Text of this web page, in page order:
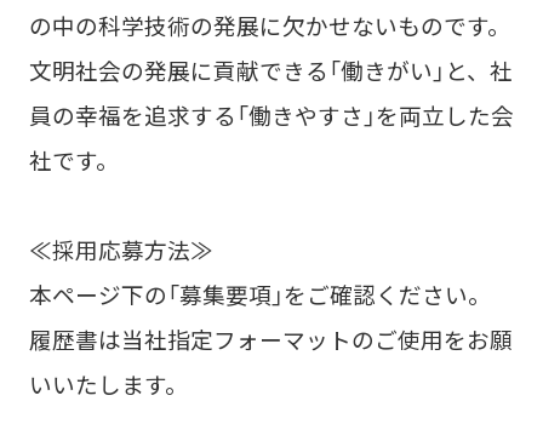
の中の科学技術の発展に欠かせないものです。
文明社会の発展に貢献できる「働きがい」と、社
員の幸福を追求する「働きやすさ」を両立した会
社です。
≪採用応募方法≫
本ページ下の「募集要項」をご確認ください。
履歴書は当社指定フォーマットのご使用をお願
いいたします。